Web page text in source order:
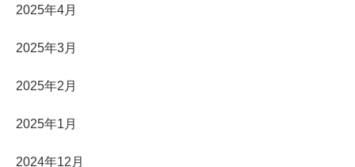
2025年4月
2025年3月
2025年2月
2025年1月
2024年12月